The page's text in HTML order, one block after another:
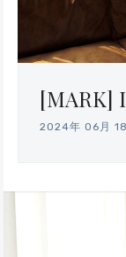
[MARK]
2024年 06月